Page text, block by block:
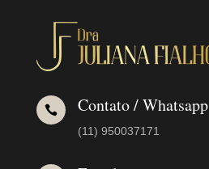
 Contato / Whatsapp
(11) 950037171